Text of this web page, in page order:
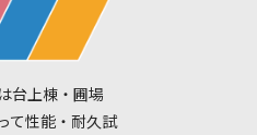
台上棟・圃場
て性能・耐久試